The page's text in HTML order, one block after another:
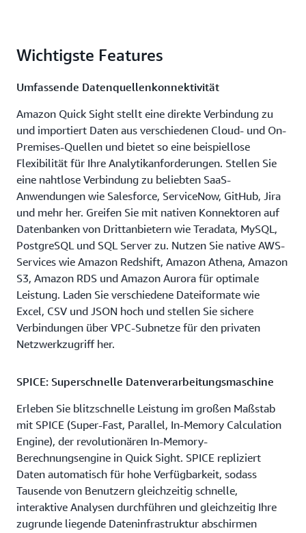
Wichtigste Features
Umfassende Datenquellenkonnektivität
Amazon Quick Sight stellt eine direkte Verbindung zu
und importiert Daten aus verschiedenen Cloud- und On-
Premises-Quellen und bietet so eine beispiellose
Flexibilität für Ihre Analytikanforderungen. Stellen Sie
eine nahtlose Verbindung zu beliebten SaaS-
Anwendungen wie Salesforce, ServiceNow, GitHub, Jira
und mehr her. Greifen Sie mit nativen Konnektoren auf
Datenbanken von Drittanbietern wie Teradata, MySQL,
PostgreSQL und SQL Server zu. Nutzen Sie native AWS-
Services wie Amazon Redshift, Amazon Athena, Amazon
S3, Amazon RDS und Amazon Aurora für optimale
Leistung. Laden Sie verschiedene Dateiformate wie
Excel, CSV und JSON hoch und stellen Sie sichere
Verbindungen über VPC-Subnetze für den privaten
Netzwerkzugriff her.
SPICE: Superschnelle Datenverarbeitungsmaschine
Erleben Sie blitzschnelle Leistung im großen Maßstab
mit SPICE (Super-Fast, Parallel, In-Memory Calculation
Engine), der revolutionären In-Memory-
Berechnungsengine in Quick Sight. SPICE repliziert
Daten automatisch für hohe Verfügbarkeit, sodass
Tausende von Benutzern gleichzeitig schnelle,
interaktive Analysen durchführen und gleichzeitig Ihre
zugrunde liegende Dateninfrastruktur abschirmen